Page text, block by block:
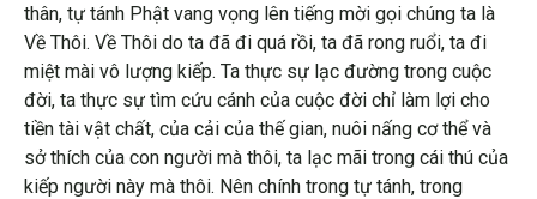
thân, tự tánh Phật vang vọng lên tiếng mời gọi chúng ta là
Về Thôi. Về Thôi do ta đã đi quá rồi, ta đã rong ruổi, ta đi
miệt mài vô lượng kiếp. Ta thực sự lạc đường trong cuộc
đời, ta thực sự tìm cứu cánh của cuộc đời chỉ làm lợi cho
tiền tài vật chất, của cải của thế gian, nuôi nấng cơ thể và
sở thích của con người mà thôi, ta lạc mãi trong cái thú của
kiếp người này mà thôi. Nên chính trong tự tánh, trong